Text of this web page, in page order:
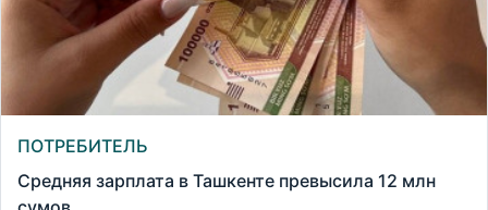
ПОТРЕБИТЕЛЬ
Средняя зарплата в Ташкенте превысила 12 млн